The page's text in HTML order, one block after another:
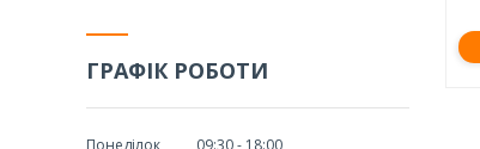
ГРАФІК РОБОТИ
Понеділок 09:30 18:00